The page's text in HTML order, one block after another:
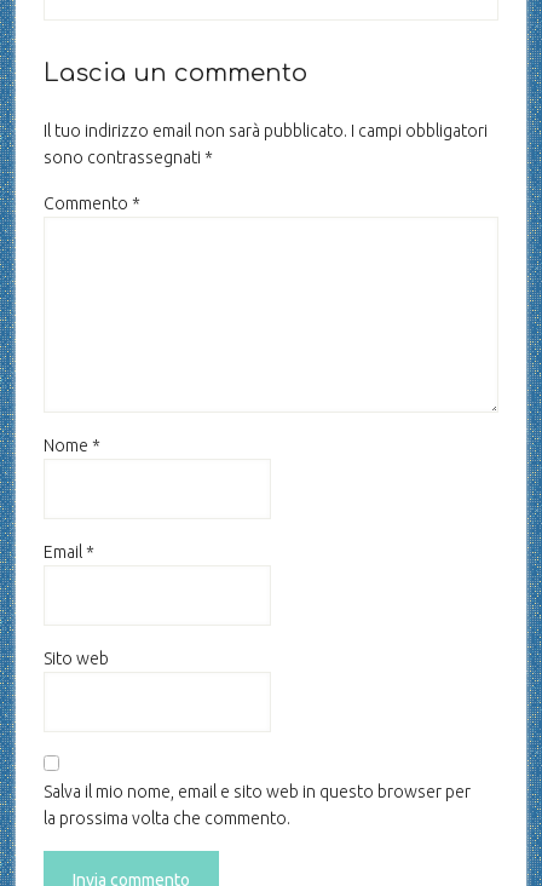
Lascia un commento
Il tuo indirizzo email non sarà pubblicato. I campi obbligatori
sono contrassegnati *
Commento *
Nome *
Email *
Sito web
Salva il mio nome, email e sito web in questo browser per
la prossima volta che commento.